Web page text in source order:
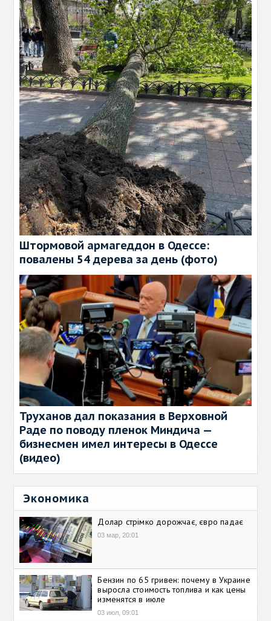
Штормовой армагеддон в Одессе:
повалены 54 дерева за день (фото)
Труханов дал показания в Верховной
Раде по поводу пленок Миндича —
бизнесмен имел интересы в Одессе
(видео)
Экономика
Долар стрімко дорожчає, євро падає
03 мар, 20:01
Бензин по 65 гривен: почему в Украине
выросла стоимость топлива и как цены
изменятся в июле
03 июл, 09:01